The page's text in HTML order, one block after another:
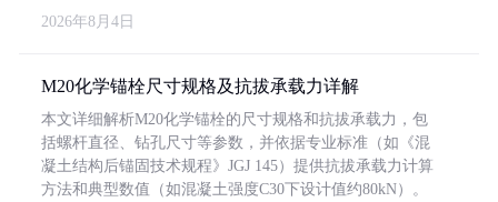
2026年8月4日
M20化学锚栓尺寸规格及抗拔承载力详解
本文详细解析M20化学锚栓的尺寸规格和抗拔承载力，包
括螺杆直径、钻孔尺寸等参数，并依据专业标准（如《混
凝土结构后锚固技术规程》JGJ 145）提供抗拔承载力计算
方法和典型数值（如混凝土强度C30下设计值约80kN）。